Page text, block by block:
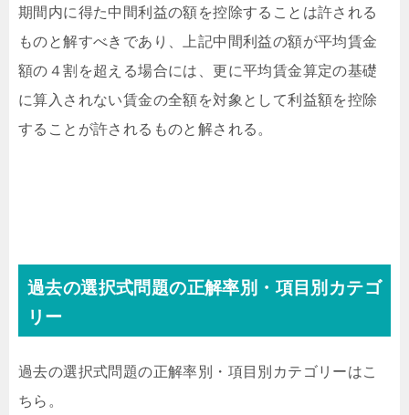
期間内に得た中間利益の額を控除することは許される
ものと解すべきであり、上記中間利益の額が平均賃金
額の４割を超える場合には、更に平均賃金算定の基礎
に算入されない賃金の全額を対象として利益額を控除
することが許されるものと解される。
過去の選択式問題の正解率別・項目別カテゴ
リー
過去の選択式問題の正解率別・項目別カテゴリーはこ
ちら。